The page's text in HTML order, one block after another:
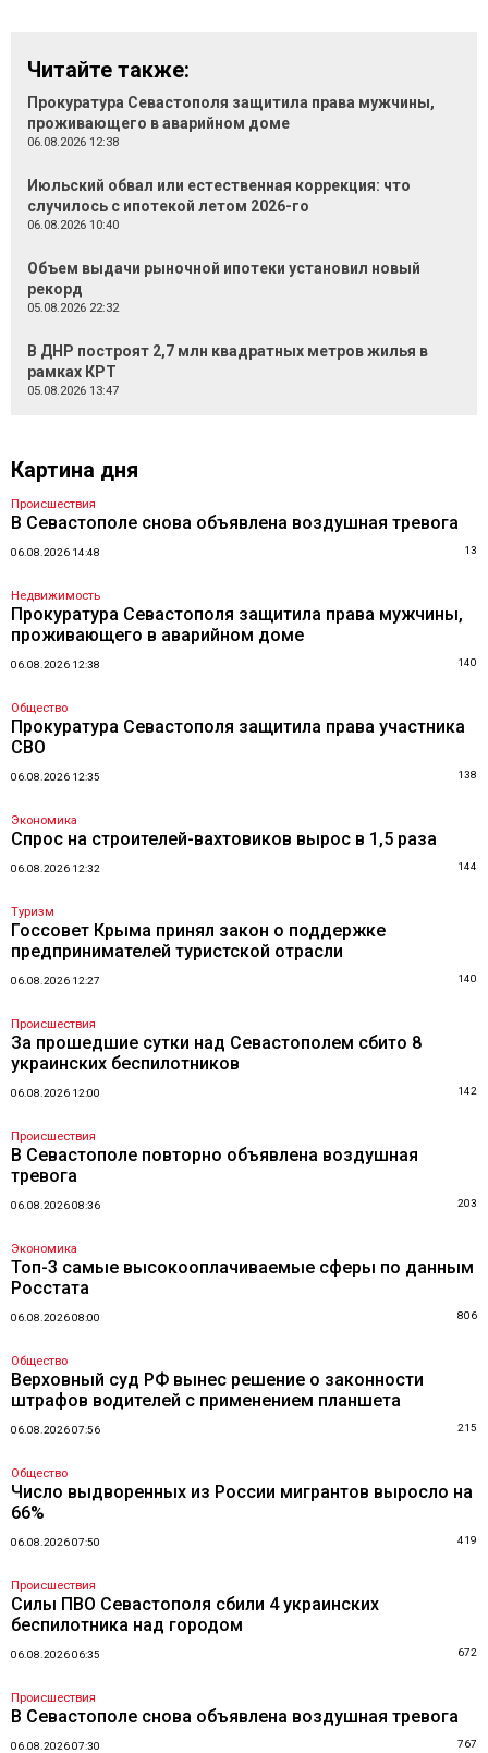
Читайте также:
Прокуратура Севастополя защитила права мужчины,
проживающего в аварийном доме
06.08.2026 12:38
Июльский обвал или естественная коррекция: что
случилось с ипотекой летом 2026-го
06.08.2026 10:40
Объем выдачи рыночной ипотеки установил новый
рекорд
05.08.2026 22:32
В ДНР построят 2,7 млн квадратных метров жилья в
рамках КРТ
05.08.2026 13:47
Картина дня
Происшествия
В Севастополе снова объявлена воздушная тревога
06.08.2026 14:48 13
Недвижимость
Прокуратура Севастополя защитила права мужчины,
проживающего в аварийном доме
06.08.2026 12:38 140
Общество
Прокуратура Севастополя защитила права участника
СВО
06.08.2026 12:35 138
Экономика
Спрос на строителей-вахтовиков вырос в 1,5 раза
06.08.2026 12:32 144
Туризм
Госсовет Крыма принял закон о поддержке
предпринимателей туристской отрасли
06.08.2026 12:27 140
Происшествия
За прошедшие сутки над Севастополем сбито 8
украинских беспилотников
06.08.2026 12:00 142
Происшествия
В Севастополе повторно объявлена воздушная
тревога
06.08.2026 08:36 203
Экономика
Топ-3 самые высокооплачиваемые сферы по данным
Росстата
06.08.2026 08:00 806
Общество
Верховный суд РФ вынес решение о законности
штрафов водителей с применением планшета
06.08.2026 07:56 215
Общество
Число выдворенных из России мигрантов выросло на
66%
06.08.2026 07:50 419
Происшествия
Силы ПВО Севастополя сбили 4 украинских
беспилотника над городом
06.08.2026 06:35 672
Происшествия
В Севастополе снова объявлена воздушная тревога
06.08.2026 07:30 767